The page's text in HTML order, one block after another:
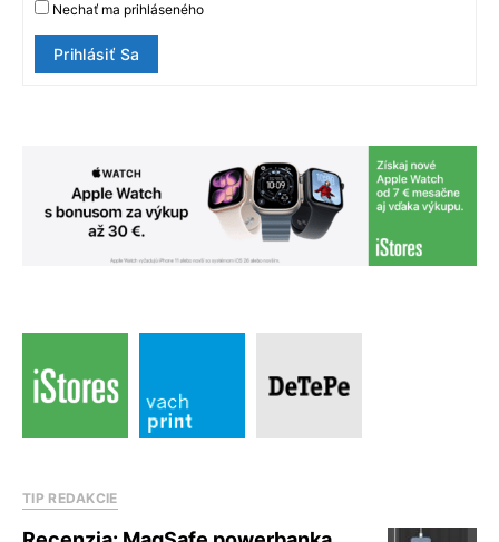
Nechať ma prihláseného
Prihlásiť Sa
TIP REDAKCIE